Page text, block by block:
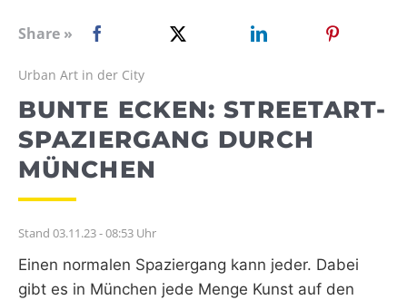
WEBRADIO
Share »
Urban Art in der City
BUNTE ECKEN: STREETART-
SPAZIERGANG DURCH
MÜNCHEN
Stand 03.11.23 - 08:53 Uhr
Einen normalen Spaziergang kann jeder. Dabei
gibt es in München jede Menge Kunst auf den